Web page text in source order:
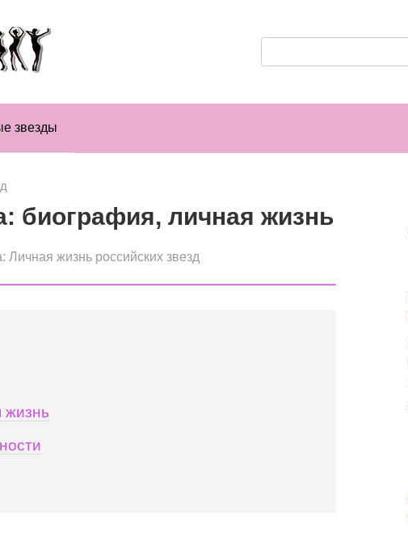
звезды
биография, личная жизнь
Личная жизнь российских звезд
жизнь